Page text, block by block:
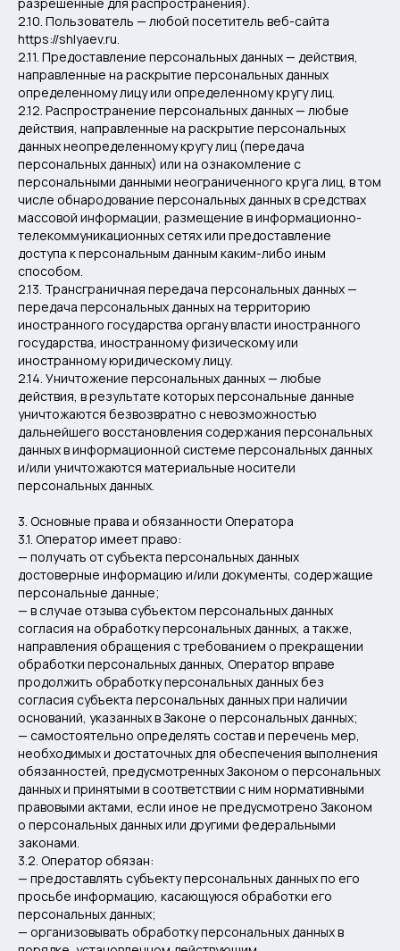
2.10. Пользователь — любой посетитель веб-сайта
https://shlyaev.ru.
2.11. Предоставление персональных данных — действия,
направленные на раскрытие персональных данных
определенному лицу или определенному кругу лиц.
2.12. Распространение персональных данных — любые
действия, направленные на раскрытие персональных
данных неопределенному кругу лиц (передача
персональных данных) или на ознакомление с
персональными данными неограниченного круга лиц, в том
числе обнародование персональных данных в средствах
массовой информации, размещение в информационно-
телекоммуникационных сетях или предоставление
доступа к персональным данным каким-либо иным
способом.
2.13. Трансграничная передача персональных данных —
передача персональных данных на территорию
иностранного государства органу власти иностранного
государства, иностранному физическому или
иностранному юридическому лицу.
2.14. Уничтожение персональных данных — любые
действия, в результате которых персональные данные
уничтожаются безвозвратно с невозможностью
дальнейшего восстановления содержания персональных
данных в информационной системе персональных данных
и/или уничтожаются материальные носители
персональных данных.
3. Основные права и обязанности Оператора
3.1. Оператор имеет право:
— получать от субъекта персональных данных
достоверные информацию и/или документы, содержащие
персональные данные;
— в случае отзыва субъектом персональных данных
согласия на обработку персональных данных, а также,
направления обращения с требованием о прекращении
обработки персональных данных, Оператор вправе
продолжить обработку персональных данных без
согласия субъекта персональных данных при наличии
оснований, указанных в Законе о персональных данных;
— самостоятельно определять состав и перечень мер,
необходимых и достаточных для обеспечения выполнения
обязанностей, предусмотренных Законом о персональных
данных и принятыми в соответствии с ним нормативными
правовыми актами, если иное не предусмотрено Законом
о персональных данных или другими федеральными
законами.
3.2. Оператор обязан:
— предоставлять субъекту персональных данных по его
просьбе информацию, касающуюся обработки его
персональных данных;
— организовывать обработку персональных данных в